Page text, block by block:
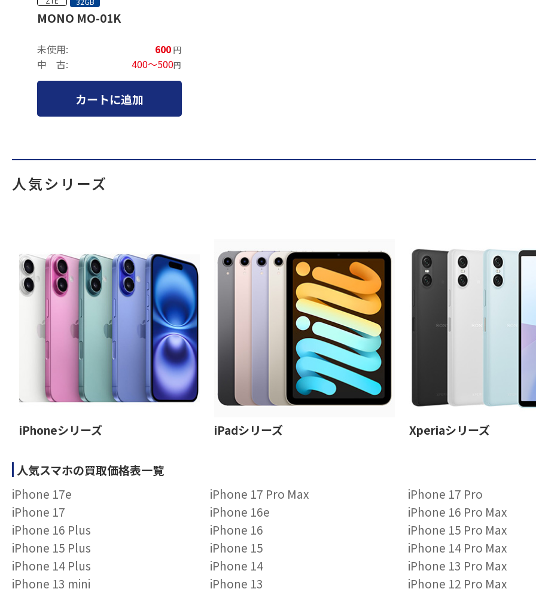
MONO MO-01K
未使用: 600 円
中 古: 400～500円
カートに追加
人気シリーズ
iPhoneシリーズ iPadシリーズ Xperiaシリーズ
人気スマホの買取価格表一覧
iPhone 17e
iPhone 17 Pro Max
iPhone 17 Pro
iPhone 17
iPhone 16e
iPhone 16 Pro Max
iPhone 16 Plus
iPhone 16
iPhone 15 Pro Max
iPhone 15 Plus
iPhone 15
iPhone 14 Pro Max
iPhone 14 Plus
iPhone 14
iPhone 13 Pro Max
iPhone 13 mini
iPhone 13
iPhone 12 Pro Max